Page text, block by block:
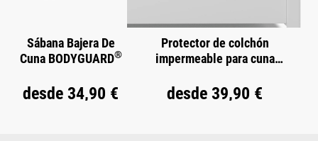
Sábana Bajera De
Cuna BODYGUARD®
desde 34,90 €
Protector de colchón
impermeable para cuna
desde 39,90 €